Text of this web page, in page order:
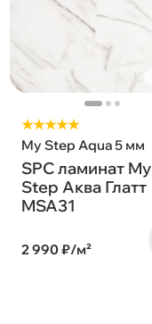
★★★★★
My Step Aqua 5 мм
SPC ламинат My
Step Аква Глатт
MSA31
2 990 ₽/м²